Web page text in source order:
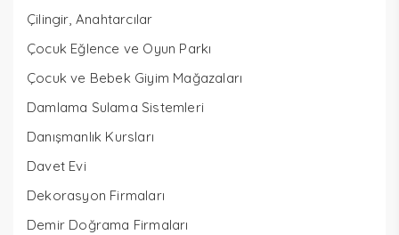
Çilingir, Anahtarcılar
Çocuk Eğlence ve Oyun Parkı
Çocuk ve Bebek Giyim Mağazaları
Damlama Sulama Sistemleri
Danışmanlık Kursları
Davet Evi
Dekorasyon Firmaları
Demir Doğrama Firmaları